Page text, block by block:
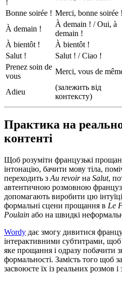
!
Bonne soirée ! Merci, bonne soirée !
À demain !
À demain ! / Oui, à
demain !
À bientôt !
À bientôt !
Salut !
Salut ! / Ciao !
Prenez soin de
vous
Merci, vous de
Adieu
(залежить від
контексту)
Практика на
контенті
Щоб розуміти французькі
інтонацію, бачити мову тіла,
переходить з Au revoirна Salut,
автентичною розмовною
допомагають виробити цю
формальні сцени прощання в Le
Poulain або на швидкі
Wordy дає змогу дивитися
інтерактивними субтитрами,
яке прощання і одразу побачити
формальності. Замість того щоб
засвоюєте їх із реальних розмов